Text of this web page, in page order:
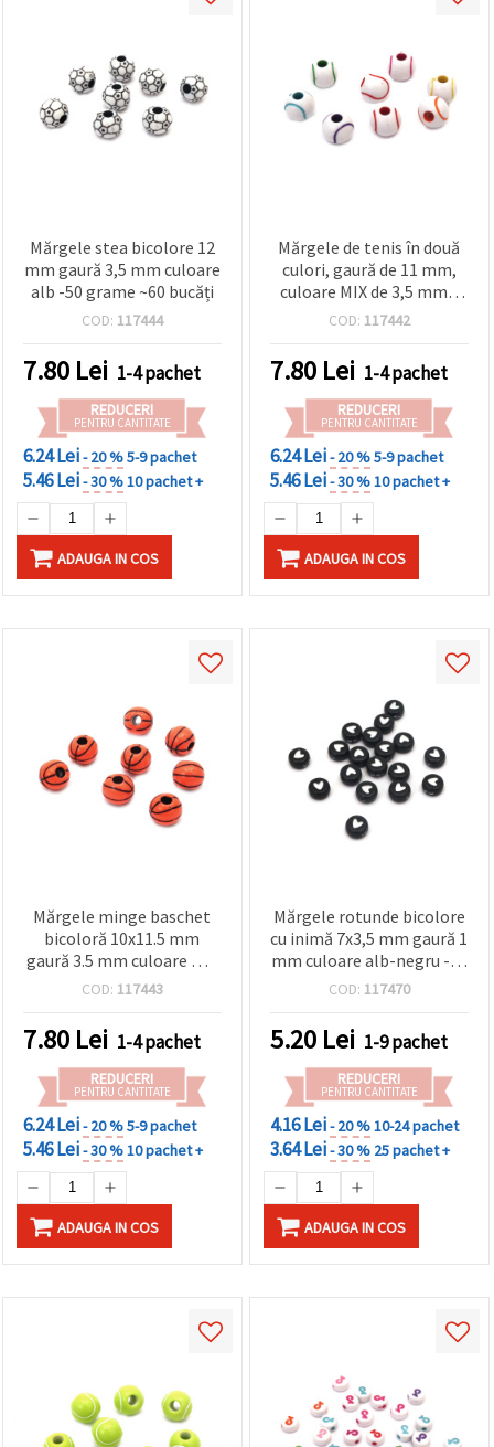
Mărgele stea bicolore 12
mm gaură 3,5 mm culoare
alb -50 grame ~60 bucăți
COD: 117444
7.80 Lei 1-4 pachet
REDUCERI
PENTRU CANTITATE
6.24 Lei- 20 %5-9 pachet
5.46 Lei- 30 %10 pachet +
ADAUGA IN COS
Mărgele de tenis în două
culori, gaură de 11 mm,
culoare MIX de 3,5 mm -
50 grame ~65 bucăți
COD: 117442
7.80 Lei 1-4 pachet
REDUCERI
PENTRU CANTITATE
6.24 Lei- 20 %5-9 pachet
5.46 Lei- 30 %10 pachet +
ADAUGA IN COS
Mărgele minge baschet
bicoloră 10x11.5 mm
gaură 3.5 mm culoare MIX
-50 grame ~65 bucăți
COD: 117443
7.80 Lei 1-4 pachet
REDUCERI
PENTRU CANTITATE
6.24 Lei- 20 %5-9 pachet
5.46 Lei- 30 %10 pachet +
ADAUGA IN COS
Mărgele rotunde bicolore
cu inimă 7x3,5 mm gaură 1
mm culoare alb-negru -20
grame ~160 bucăți
COD: 117470
5.20 Lei 1-9 pachet
REDUCERI
PENTRU CANTITATE
4.16 Lei- 20 %10-24 pachet
3.64 Lei- 30 % 25 pachet +
ADAUGA IN COS